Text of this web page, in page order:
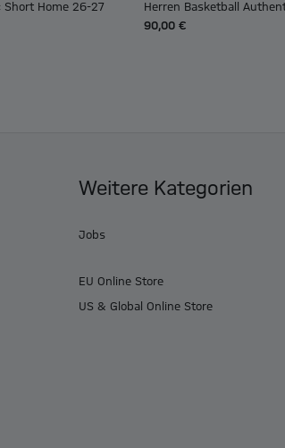
Short Home 26-27
Herren Basketball
90,00 €
Weitere Kategorien
Jobs
EU Online Store
US & Global Online Store